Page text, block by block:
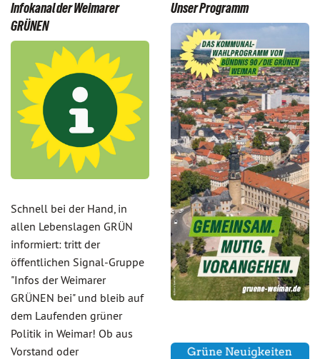
Infokanal der Weimarer
GRÜNEN
Schnell bei der Hand, in
allen Lebenslagen GRÜN
informiert: tritt der
öffentlichen Signal-Gruppe
"Infos der Weimarer
GRÜNEN bei" und bleib auf
dem Laufenden grüner
Politik in Weimar! Ob aus
Vorstand oder
Unser Programm